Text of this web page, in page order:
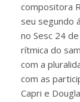
compositora
seu segundo
no Sesc 24
rítmica do
com a
com as
Capri e